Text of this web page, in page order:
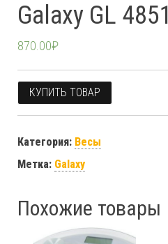
Galaxy GL 4851
870.00₽
КУПИТЬ ТОВАР
Категория: Весы
Метка: Galaxy
Похожие товары